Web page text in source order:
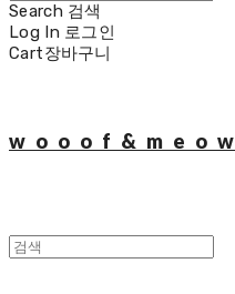
Search 검색
Log In 로그인
Cart장바구니
wooof&meow